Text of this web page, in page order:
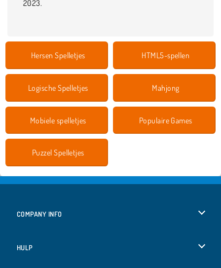
2023.
Hersen Spelletjes HTML5-spellen
Logische Spelletjes Mahjong
Mobiele spelletjes Populaire Games
Puzzel Spelletjes
COMPANY INFO
HULP